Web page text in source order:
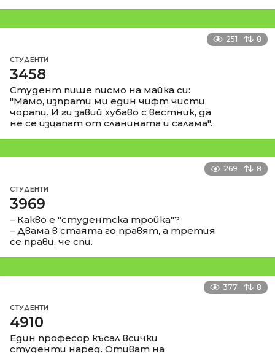
251 8
СТУДЕНТИ
3458
Студент пише писмо на майка си:
"Мамо, изпрати ми един чифт чисти
чорапи. И ги завий хубаво с вестник, да
не се изцапат от сланината и салама".
269 8
СТУДЕНТИ
3969
– Какво е "студентска тройка"?
– Двама в стаята го правят, а третия
се прави, че спи.
377 8
СТУДЕНТИ
4910
Един професор късал всички
студенти наред. Отиват на